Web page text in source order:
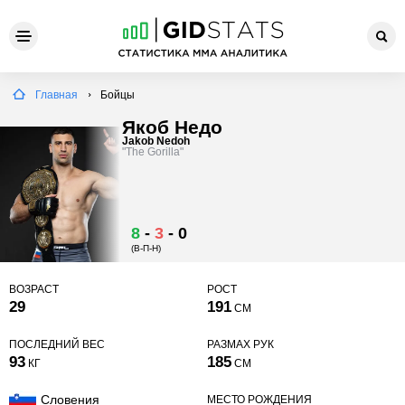
Главная Бойцы
Якоб Недо
Jakob Nedoh
"The Gorilla"
8 - 3 - 0
(В-П-Н)
ВОЗРАСТ
29
РОСТ
191 СМ
ПОСЛЕДНИЙ ВЕС
93 КГ
РАЗМАХ РУК
185 СМ
Словения
МЕСТО РОЖДЕНИЯ